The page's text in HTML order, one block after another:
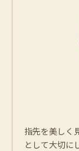
指先を美しく
として大切に